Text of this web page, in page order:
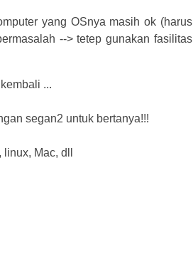
yang OSnya masih ok (harus
--> tetep gunakan fasilitas
...
segan2 untuk bertanya!!!
Mac, dll